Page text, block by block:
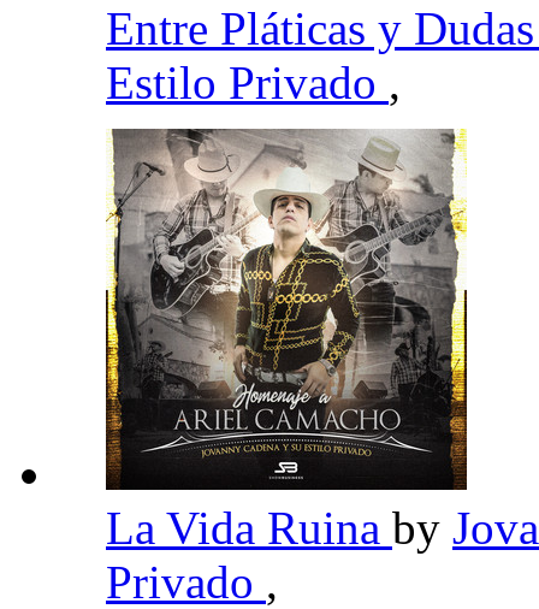
Entre Pláticas y
Estilo Privado ,
La Vida Ruina by
Privado ,